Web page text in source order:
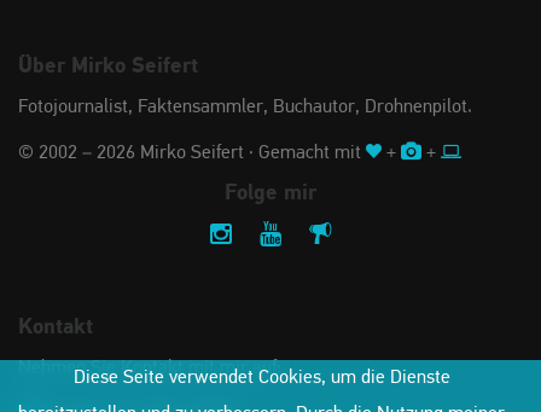
Über Mirko Seifert
Fotojournalist, Faktensammler, Buchautor, Drohnenpilot.
© 2002 – 2026 Mirko Seifert · Gemacht mit + +
Folge mir
Kontakt
Nehmen Sie Kontakt mit mir auf:
Diese Seite verwendet Cookies, um die Dienste